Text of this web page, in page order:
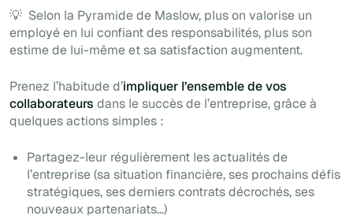
💡 Selon la Pyramide de Maslow, plus on valorise un
employé en lui confiant des responsabilités, plus son
estime de lui-même et sa satisfaction augmentent.
Prenez l’habitude d’impliquer l’ensemble de vos
collaborateurs dans le succès de l’entreprise, grâce à
quelques actions simples :
Partagez-leur régulièrement les actualités de
l’entreprise (sa situation financière, ses prochains défis
stratégiques, ses derniers contrats décrochés, ses
nouveaux partenariats...)